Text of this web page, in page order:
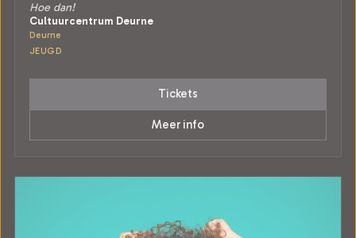
Hoe dan!
Cultuurcentrum Deurne
Deurne
JEUGD
Tickets
Meer info